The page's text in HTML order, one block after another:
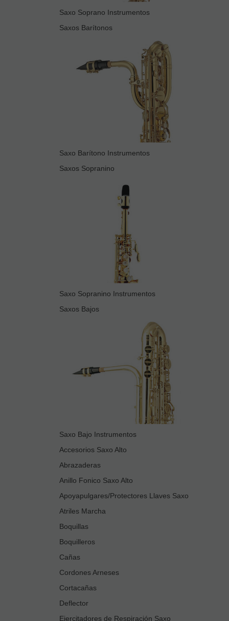
Saxo Soprano Instrumentos
Saxos Barítonos
Saxo Barítono Instrumentos
Saxos Sopranino
Saxo Sopranino Instrumentos
Saxos Bajos
Saxo Bajo Instrumentos
Accesorios Saxo Alto
Abrazaderas
Anillo Fonico Saxo Alto
Apoyapulgares/Protectores Llaves Saxo
Atriles Marcha
Boquillas
Boquilleros
Cañas
Cordones Arneses
Cortacañas
Deflector
Ejercitadores de Respiración Saxo